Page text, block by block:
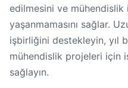
edilmesini ve
yaşanmamasını sağlar.
işbirliğini destekleyin, yıl
mühendislik projeleri için
sağlayın.